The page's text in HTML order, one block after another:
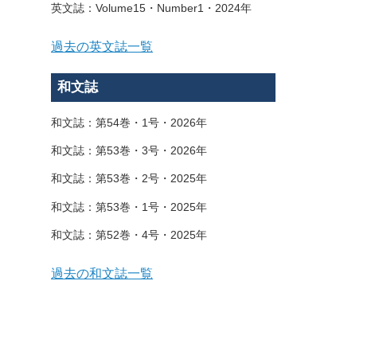
英文誌：Volume15・Number1・2024年
過去の英文誌一覧
和文誌
和文誌：第54巻・1号・2026年
和文誌：第53巻・3号・2026年
和文誌：第53巻・2号・2025年
和文誌：第53巻・1号・2025年
和文誌：第52巻・4号・2025年
過去の和文誌一覧